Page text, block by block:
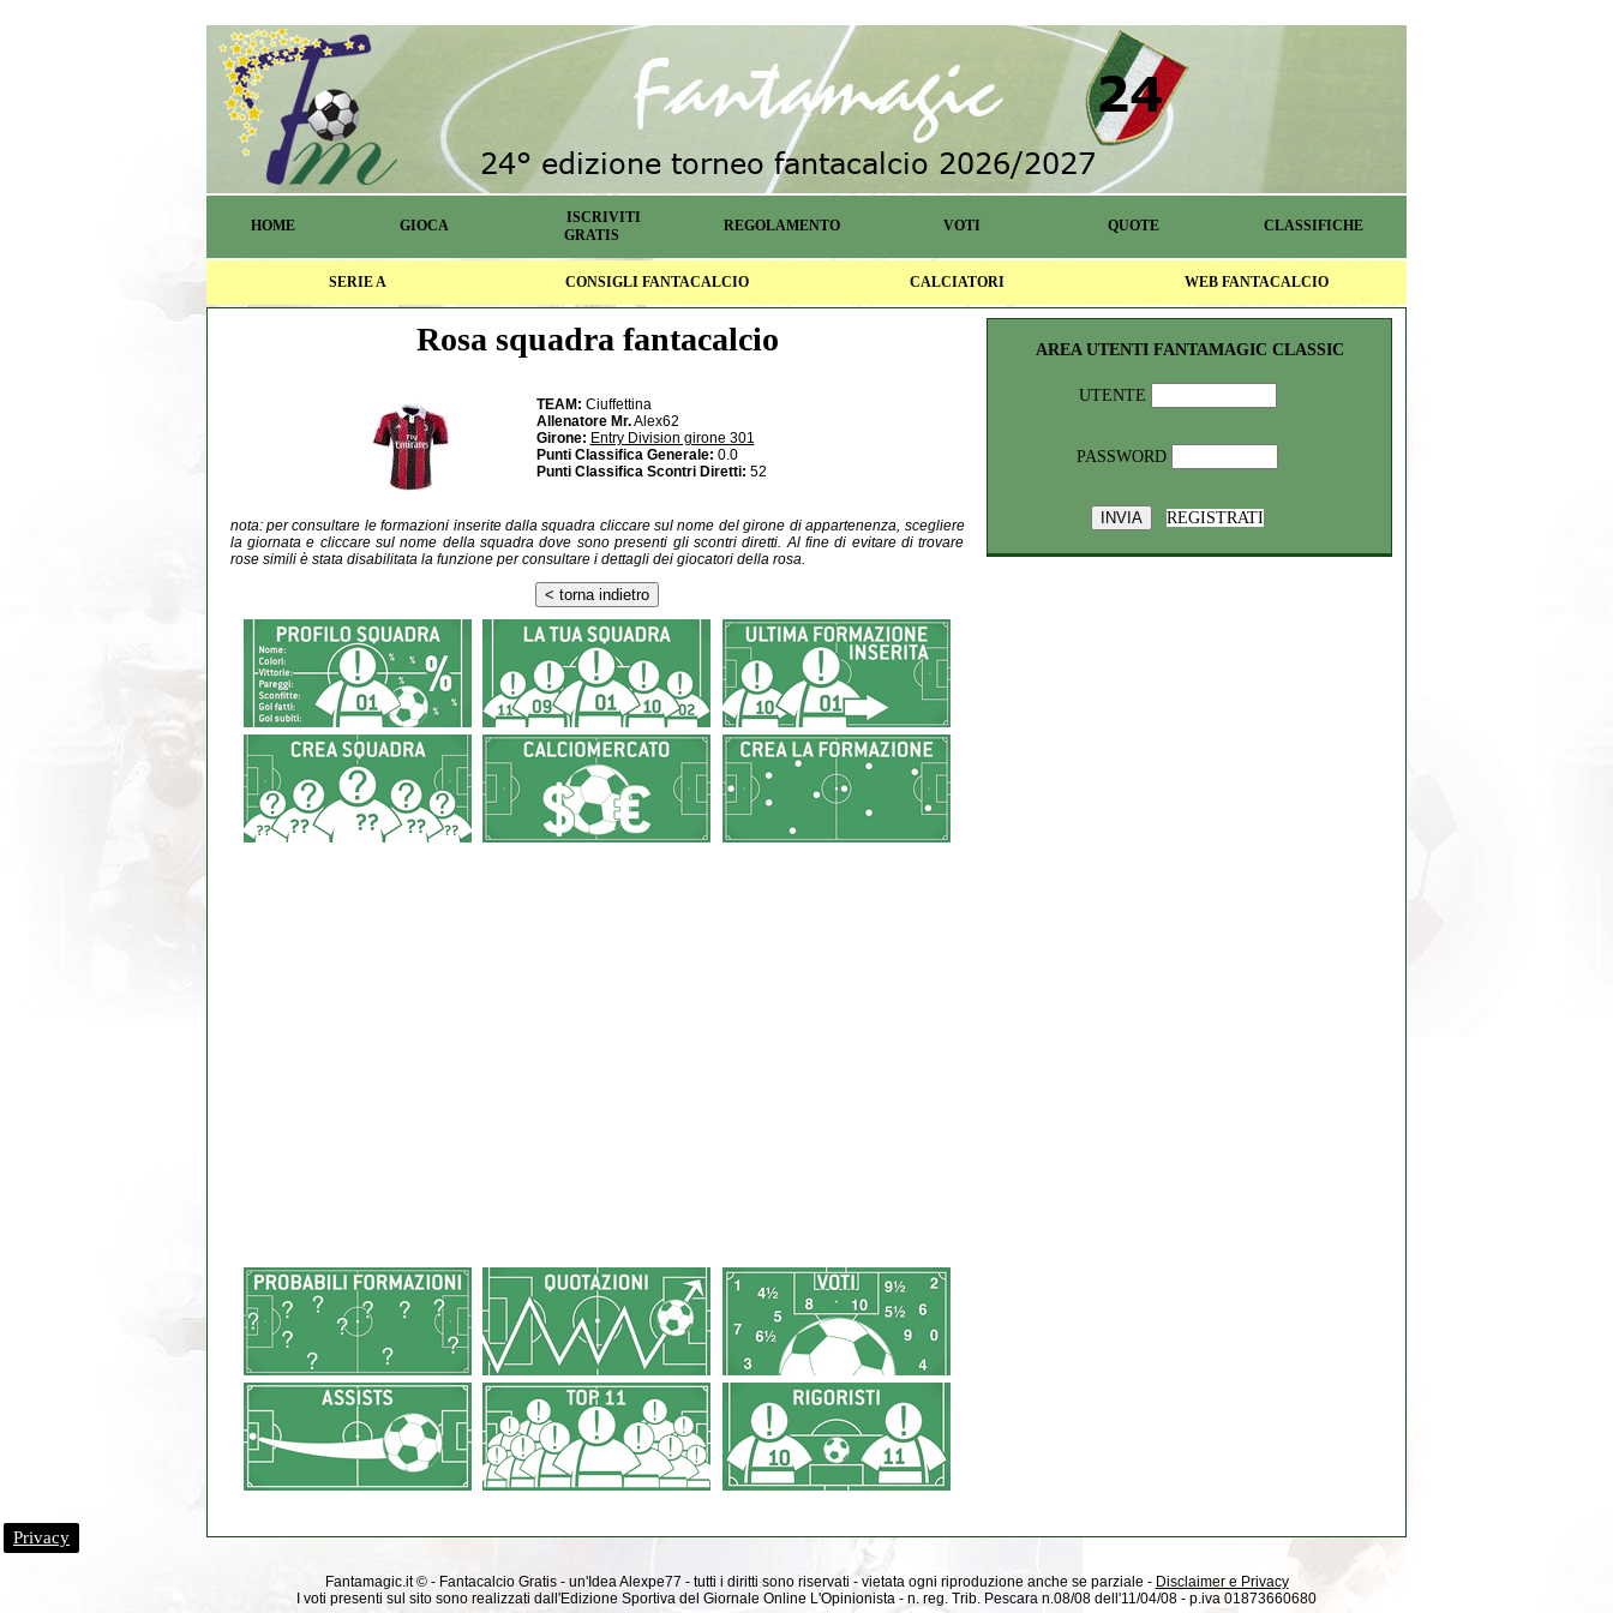
HOME GIOCA
ISCRIVITI
GRATIS
REGOLAMENTO VOTI QUOTE CLASSIFICHE
SERIE A CONSIGLI FANTACALCIO CALCIATORI WEB FANTACALCIO
Rosa squadra fantacalcio
TEAM: Ciuffettina
Allenatore Mr.Alex62
Girone: Entry Division girone 301
Punti Classifica Generale: 0.0
Punti Classifica Scontri Diretti: 52
nota: per consultare le formazioni inserite dalla squadra cliccare sul nome del girone di appartenenza, scegliere
la giornata e cliccare sul nome della squadra dove sono presenti gli scontri diretti. Al fine di evitare di trovare
rose simili è stata disabilitata la funzione per consultare i dettagli dei giocatori della rosa.
AREA UTENTI FANTAMAGIC CLASSIC
UTENTE
PASSWORD
REGISTRATI
Fantamagic.it © - Fantacalcio Gratis - un'Idea Alexpe77 - tutti i diritti sono riservati - vietata ogni riproduzione anche se parziale - Disclaimer e Privacy
I voti presenti sul sito sono realizzati dall'Edizione Sportiva del Giornale Online L'Opinionista - n. reg. Trib. Pescara n.08/08 dell'11/04/08 - p.iva 01873660680
Privacy